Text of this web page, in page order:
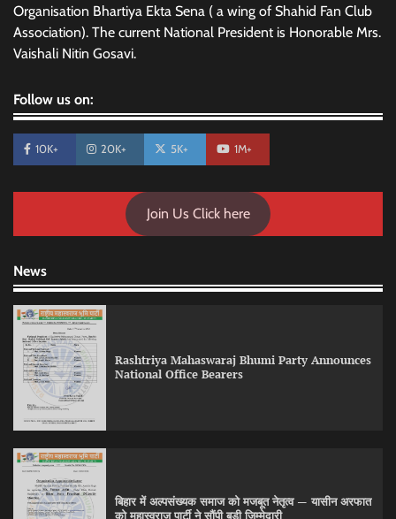
Organisation Bhartiya Ekta Sena ( a wing of Shahid Fan Club
Association). The current National President is Honorable Mrs.
Vaishali Nitin Gosavi.
Follow us on:
10K+ 20K+ 5K+ 1M+
Join Us Click here
News
Rashtriya Mahaswaraj Bhumi Party Announces
National Office Bearers
बिहार में अल्पसंख्यक समाज को मजबूत नेतृत्व — यासीन अरफात
को महास्वराज पार्टी ने सौंपी बड़ी जिम्मेदारी